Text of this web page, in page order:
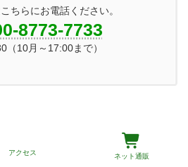
ちらにお電話ください。
8773-7733
（10月～17:00まで）
直売の関観光農園｜長野県 All Rights Reserved.
アクセス ネット通販